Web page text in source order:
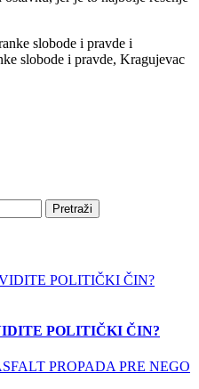
slobode i pravde i
slobode i pravde, Kragujevac
POLITIČKI ČIN?